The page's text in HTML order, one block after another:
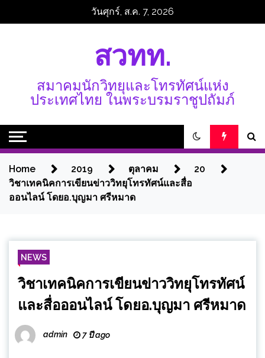
วันศุกร์, ส.ค. 7, 2026
สวทท.
สมาคมนักวิทยุและโทรทัศน์แห่ง
ประเทศไทย ในพระบรมราชูปถัมภ์
Home 2019 ตุลาคม
20
วิชาเทคนิคการเขียนข่าววิทยุโทรทัศน์และสื่อ
ออนไลน์ โดยอ.บุญมา ศรีหมาด
NEWS
วิชาเทคนิคการเขียนข่าววิทยุโทรทัศน์
และสื่อออนไลน์ โดยอ.บุญมา ศรีหมาด
admin 7 ปี ago